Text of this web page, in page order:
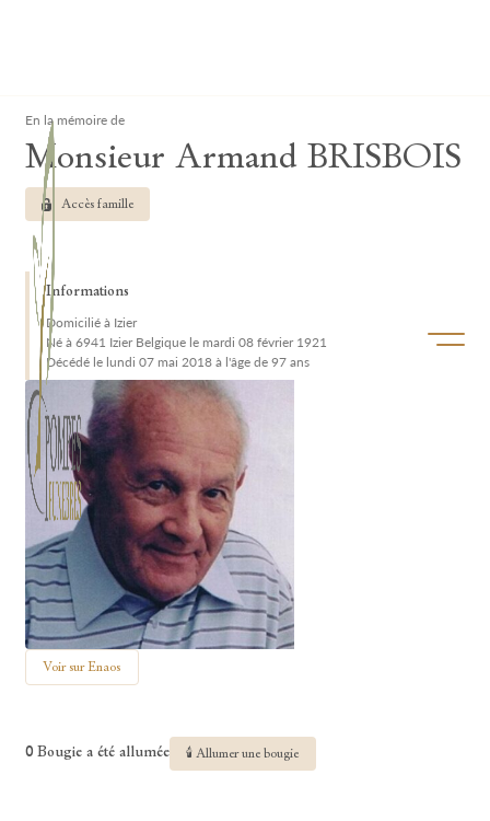
Ouvrir/
En la mémoire de
Monsieur Armand BRISBOIS
Accès famille
Informations
Domicilié à Izier
Né à 6941 Izier Belgique le mardi 08 février 1921
Décédé le lundi 07 mai 2018 à l'âge de 97 ans
Voir sur Enaos
0 Bougie a été allumée 🕯 Allumer une bougie